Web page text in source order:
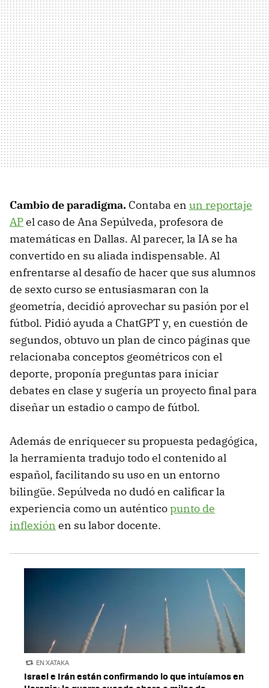
Cambio de paradigma. Contaba en un reportaje
APel caso de Ana Sepúlveda, profesora de
matemáticas en Dallas. Al parecer, la IA se ha
convertido en su aliada indispensable. Al
enfrentarse al desafío de hacer que sus alumnos
de sexto curso se entusiasmaran con la
geometría, decidió aprovechar su pasión por el
fútbol. Pidió ayuda a ChatGPT y, en cuestión de
segundos, obtuvo un plan de cinco páginas que
relacionaba conceptos geométricos con el
deporte, proponía preguntas para iniciar
debates en clase y sugería un proyecto final para
diseñar un estadio o campo de fútbol.
Además de enriquecer su propuesta pedagógica,
la herramienta tradujo todo el contenido al
español, facilitando su uso en un entorno
bilingüe. Sepúlveda no dudó en calificar la
experiencia como un auténticopunto de
inflexión en su labor docente.
EN XATAKA
Israel e Irán están confirmando lo que intuíamos en